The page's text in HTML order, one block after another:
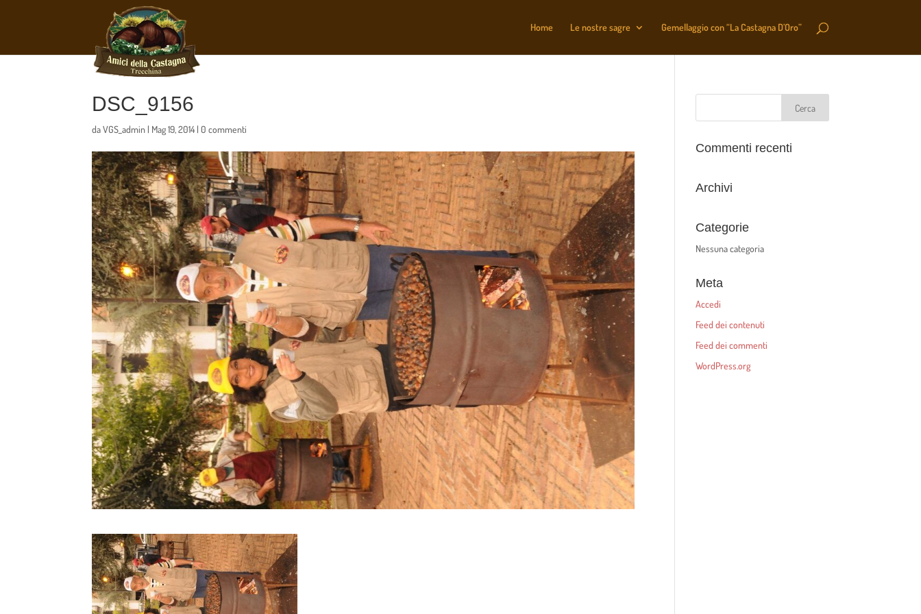
Home Le nostre sagre Gemellaggio con “La Castagna D’Oro”
DSC_9156
daVGS_admin | Mag 19, 2014 |0 commenti
Commenti recenti
Archivi
Categorie
Nessuna categoria
Meta
Accedi
Feed dei contenuti
Feed dei commenti
WordPress.org